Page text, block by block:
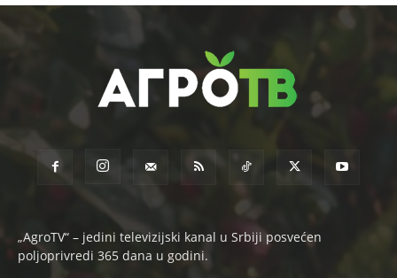
„AgroTV“ – jedini televizijski kanal u Srbiji posvećen
poljoprivredi 365 dana u godini.